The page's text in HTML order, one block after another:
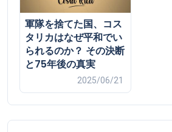
軍隊を捨てた国、コス
タリカはなぜ平和でい
られるのか？ その決断
と75年後の真実
2025/06/21